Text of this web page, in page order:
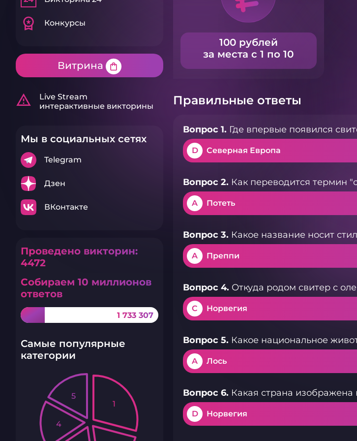
workspace_premium Конкурсы
Витрина shopping_bag
warning_amber
Live Stream
интерактивные викторины
Мы в социальных сетях
Telegram
Дзен
ВКонтакте
Проведено викторин:
4472
Собираем 10 миллионов
ответов
1 733 307
Самые популярные
категории
1
4
5
100 рублей
за места с 1 по 10
Правильные ответы
Вопрос 1. Где впервые появился
D Северная Европа
Вопрос 2. Как переводится термин
A Потеть
Вопрос 3. Какое название носит
A Преппи
Вопрос 4. Откуда родом свитер с
C Норвегия
Вопрос 5. Какое национальное
A Лось
Вопрос 6. Какая страна изображена
D Норвегия